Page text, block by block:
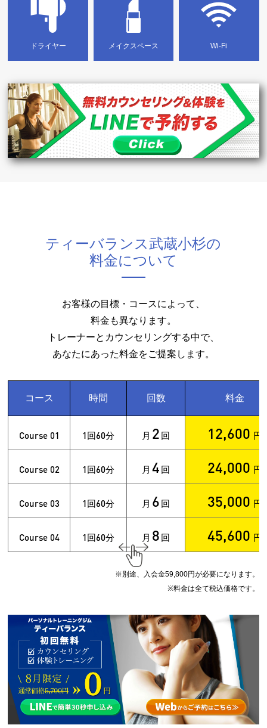
ドライヤー メイクスペース Wi-Fi
ティーバランス武蔵小杉の
料金について
お客様の目標・コースによって、
料金も異なります。
トレーナーとカウンセリングする中で、
あなたにあった料金をご提案します。
コース 時間 回数 料金
Course 01 1回60分 月 2 回 12,600 円
Course 02 1回60分 月 4 回 24,000 円
Course 03 1回60分 月 6 回 35,000 円
Course 04 1回60分 月 8 回 45,600 円
※別途、入会金59,800円が必要になります。
※料金は全て税込価格です。